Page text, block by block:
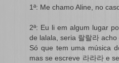
1ª: Me chamo Aline, no
2ª: Eu li em algum lugar
de lalala, seria 랄랄라
Só que tem uma música
mas se escreve 라라라 e